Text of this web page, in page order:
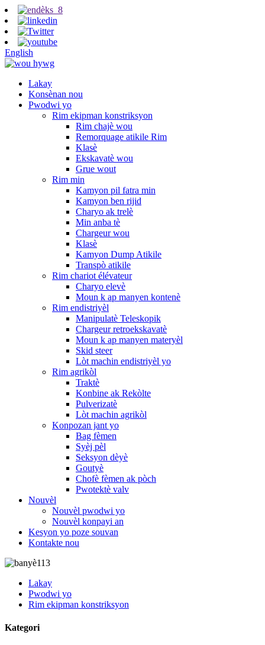
English
Lakay
Konsènan nou
Pwodwi yo
Rim ekipman konstriksyon
Rim chajè wou
Remorquage atikile Rim
Klasè
Ekskavatè wou
Grue wout
Rim min
Kamyon pil fatra min
Kamyon ben rijid
Charyo ak trelè
Min anba tè
Chargeur wou
Klasè
Kamyon Dump Atikile
Transpò atikile
Rim chariot élévateur
Charyo elevè
Moun k ap manyen kontenè
Rim endistriyèl
Manipulatè Teleskopik
Chargeur retroekskavatè
Moun k ap manyen materyèl
Skid steer
Lòt machin endistriyèl yo
Rim agrikòl
Traktè
Konbine ak Rekòlte
Pulverizatè
Lòt machin agrikòl
Konpozan jant yo
Bag fèmen
Syèj pèl
Seksyon dèyè
Goutyè
Chofè fèmen ak pòch
Pwotektè valv
Nouvèl
Nouvèl pwodwi yo
Nouvèl konpayi an
Kesyon yo poze souvan
Kontakte nou
Lakay
Pwodwi yo
Rim ekipman konstriksyon
Kategori